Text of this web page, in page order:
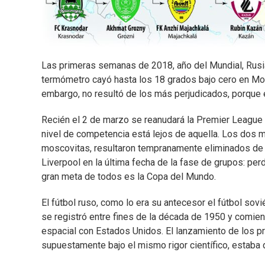
Las primeras semanas de 2018, año del Mundial,
termómetro cayó hasta los 18 grados bajo cero en
embargo, no resultó de los más perjudicados,
Recién el 2 de marzo se reanudará la Premier
nivel de competencia está lejos de aquella. Los dos
moscovitas, resultaron tempranamente eliminados
Liverpool en la última fecha de la fase de grupos:
gran meta de todos es la Copa del Mundo.
El fútbol ruso, como lo era su antecesor el fútbol
se registró entre fines de la década de 1950 y
espacial con Estados Unidos. El lanzamiento de los
supuestamente bajo el mismo rigor científico, estaba